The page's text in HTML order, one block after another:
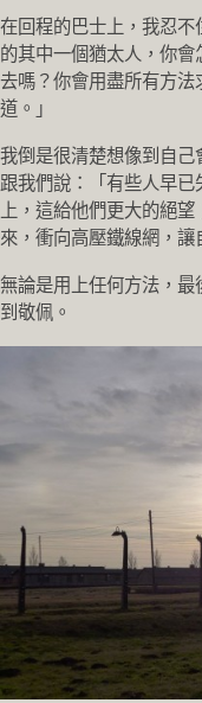
在回程的巴士上，我忍
的其中一個猶太人，你
去嗎？你會用盡所有方
道。」
我倒是很清楚想像到自己
跟我們說：「有些人早
上，這給他們更大的絕
來，衝向高壓鐵線網，讓
無論是用上任何方法，
到敬佩。